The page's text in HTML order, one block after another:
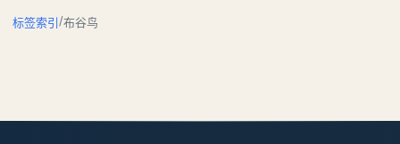
标签索引/布谷鸟